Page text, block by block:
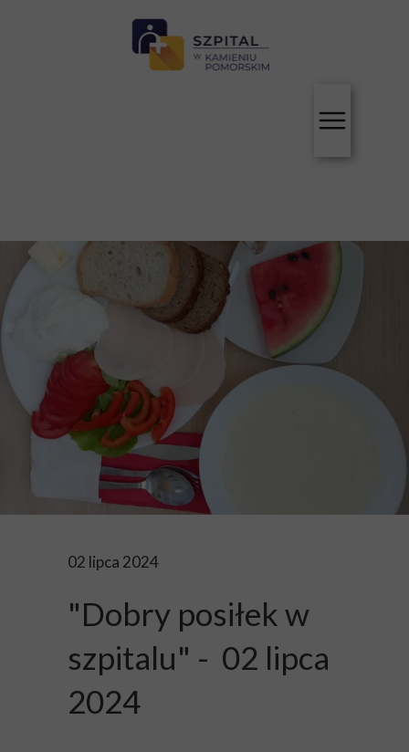
02 lipca 2024
"Dobry posiłek w
szpitalu" - 02 lipca
2024